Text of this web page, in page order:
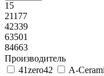
15
21177
42339
63501
84663
Производитель
41zero42
A-